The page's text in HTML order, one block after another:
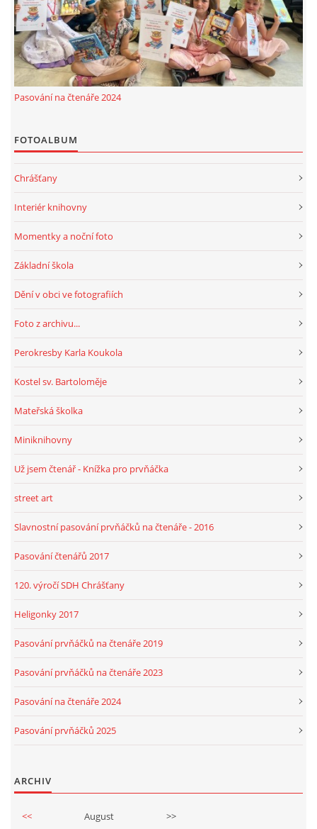
Pasování na čtenáře 2024
FOTOALBUM
Chrášťany
Interiér knihovny
Momentky a noční foto
Základní škola
Dění v obci ve fotografiích
Foto z archivu...
Perokresby Karla Koukola
Kostel sv. Bartoloměje
Mateřská školka
Miniknihovny
Už jsem čtenář - Knížka pro prvňáčka
street art
Slavnostní pasování prvňáčků na čtenáře - 2016
Pasování čtenářů 2017
120. výročí SDH Chrášťany
Heligonky 2017
Pasování prvňáčků na čtenáře 2019
Pasování prvňáčků na čtenáře 2023
Pasování na čtenáře 2024
Pasování prvňáčků 2025
ARCHIV
<< August >>